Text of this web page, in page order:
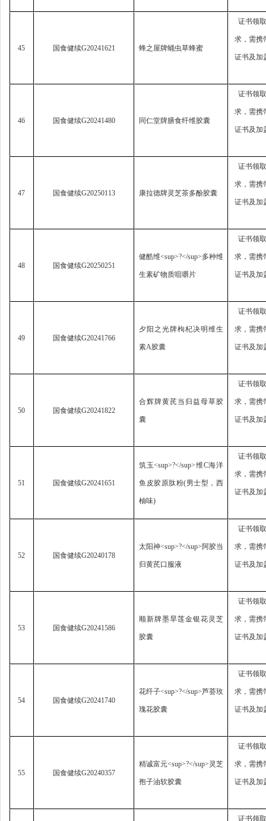
45 国食健续G20241621 蜂之屋牌蛹虫草蜂蜜
证书领
求， 需携
证书及加
46 国食健续G20241480 同仁堂牌膳食纤维胶囊
证书领
求， 需携
证书及加
47 国食健续G20250113 康拉德牌灵芝茶多酚胶囊
证书领
求， 需携
证书及加
48 国食健续G20250251
健酷维<sup>?</sup>多种维
生素矿物质咀嚼片
证书领
求， 需携
证书及加
49 国食健续G20241766
夕阳之光牌枸杞决明维生
素A胶囊
证书领
求， 需携
证书及加
50 国食健续G20241822
合辉牌黄芪当归益母草胶
囊
证书领
求， 需携
证书及加
51 国食健续G20241651
筑玉<sup>?</sup>维C海洋
鱼皮胶原肽粉(男士型，西
柚味)
证书领
求， 需携
证书及加
52 国食健续G20240178
太阳神<sup>?</sup>阿胶当
归黄芪口服液
证书领
求， 需携
证书及加
53 国食健续G20241586
顺新牌墨旱莲金银花灵芝
胶囊
证书领
求， 需携
证书及加
54 国食健续G20241740
花纤子<sup>?</sup>芦荟玫
瑰花胶囊
证书领
求， 需携
证书及加
55 国食健续G20240357
精诚富元<sup>?</sup>灵芝
孢子油软胶囊
证书领
求， 需携
证书及加
证书领